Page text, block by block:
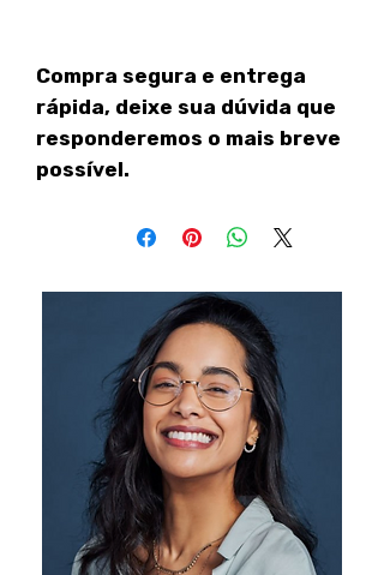
Compra segura e entrega
rápida, deixe sua dúvida que
responderemos o mais breve
possível.